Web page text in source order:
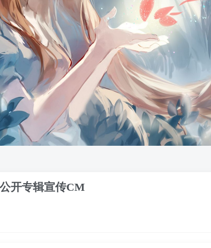
开专辑宣传CM